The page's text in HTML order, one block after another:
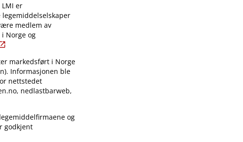
er
medlem av
Norge og
markedsført i Norge
Informasjonen ble
nettstedet
nedlastbarweb,
og
godkjent